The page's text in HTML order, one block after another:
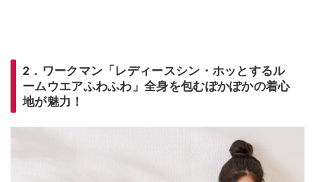
2．ワークマン「レディースシン・ホッとするル
ームウエアふわふわ」全身を包むぽかぽかの着心
地が魅力！